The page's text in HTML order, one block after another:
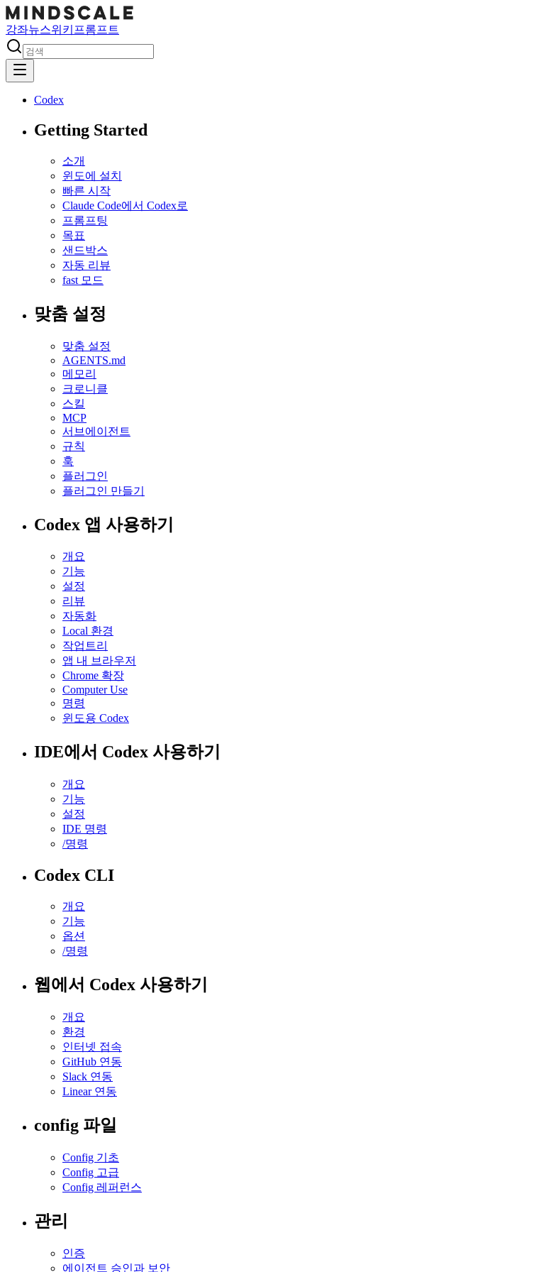
강좌뉴스위키 프롬프트
Codex
Getting Started
소개
윈도에 설치
빠른 시작
Claude Code에서 Codex로
프롬프팅
목표
샌드박스
자동 리뷰
fast 모드
맞춤 설정
맞춤 설정
AGENTS.md
메모리
크로니클
스킬
MCP
서브에이전트
규칙
훅
플러그인
플러그인 만들기
Codex 앱 사용하기
개요
기능
설정
리뷰
자동화
Local 환경
작업트리
앱 내 브라우저
Chrome 확장
Computer Use
명령
윈도용 Codex
IDE에서 Codex 사용하기
개요
기능
설정
IDE 명령
/명령
Codex CLI
개요
기능
옵션
/명령
웹에서 Codex 사용하기
개요
환경
인터넷 접속
GitHub 연동
Slack 연동
Linear 연동
config 파일
Config 기초
Config 고급
Config 레퍼런스
관리
인증
에이전트 승인과 보안